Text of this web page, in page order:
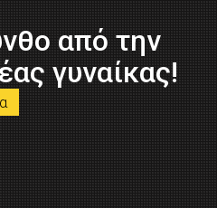
από την
γυναίκας!